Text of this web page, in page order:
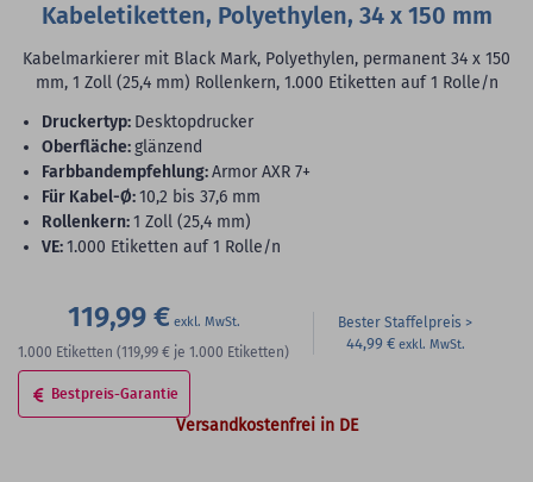
Kabeletiketten, Polyethylen, 34 x 150 mm
Kabelmarkierer mit Black Mark, Polyethylen, permanent 34 x 150
mm, 1 Zoll (25,4 mm) Rollenkern, 1.000 Etiketten auf 1 Rolle/n
Druckertyp: Desktopdrucker
Oberfläche:glänzend
Farbbandempfehlung:Armor AXR 7+
für Kabel-Ø:10,2 bis 37,6 mm
Rollenkern:1 Zoll (25,4 mm)
VE:1.000 Etiketten auf 1 Rolle/n
119,99 €
1.000 Etiketten (119,99 € je 1.000 Etiketten)
Bester Staffelpreis
44,99 €
Bestpreis-Garantie
Versandkostenfrei in DE